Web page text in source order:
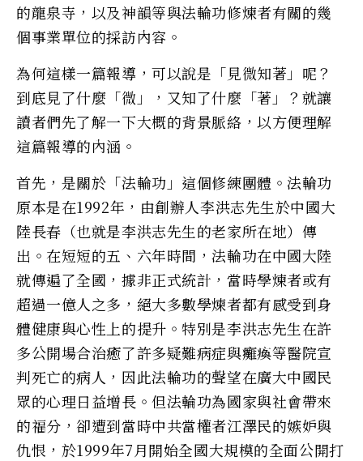
的龍泉寺，以及神韻等與法輪功修煉者有關的幾
個事業單位的採訪內容。
為何這樣一篇報導，可以說是「見微知著」呢？
到底見了什麼「微」，又知了什麼「著」？就讓
讀者們先了解一下大概的背景脈絡，以方便理解
這篇報導的內涵。
首先，是關於「法輪功」這個修練團體。法輪功
原本是在1992年，由創辦人李洪志先生於中國大
陸長春（也就是李洪志先生的老家所在地）傳
出。在短短的五、六年時間，法輪功在中國大陸
就傳遍了全國，據非正式統計，當時學煉者或有
超過一億人之多，絕大多數學煉者都有感受到身
體健康與心性上的提升。特別是李洪志先生在許
多公開場合治癒了許多疑難病症與癱瘓等醫院宣
判死亡的病人，因此法輪功的聲望在廣大中國民
眾的心理日益增長。但法輪功為國家與社會帶來
的福分，卻遭到當時中共當權者江澤民的嫉妒與
仇恨，於1999年7月開始全國大規模的全面公開打